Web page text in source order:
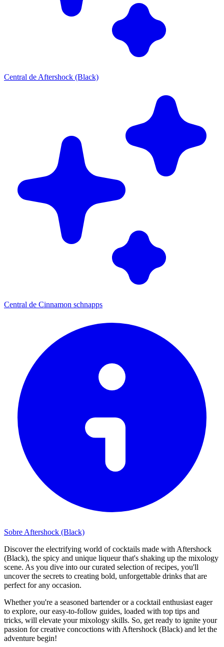
Central de Aftershock (Black)
Central de Cinnamon schnapps
Sobre Aftershock (Black)
Discover the electrifying world of cocktails made with Aftershock
(Black), the spicy and unique liqueur that's shaking up the mixology
scene. As you dive into our curated selection of recipes, you'll
uncover the secrets to creating bold, unforgettable drinks that are
perfect for any occasion.
Whether you're a seasoned bartender or a cocktail enthusiast eager
to explore, our easy-to-follow guides, loaded with top tips and
tricks, will elevate your mixology skills. So, get ready to ignite your
passion for creative concoctions with Aftershock (Black) and let the
adventure begin!